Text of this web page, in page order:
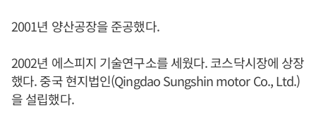
2001년 양산공장을 준공했다.
2002년 에스피지 기술연구소를 세웠다. 코스닥시장에 상장
했다. 중국 현지법인(Qingdao Sungshin motor Co., Ltd.)
을 설립했다.